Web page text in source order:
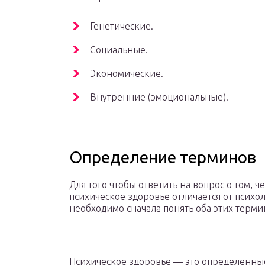
Генетические.
Социальные.
Экономические.
Внутренние (эмоциональные).
Определение терминов
Для того чтобы ответить на вопрос о том,
психическое здоровье отличается от
необходимо сначала понять оба этих
Психическое здоровье — это